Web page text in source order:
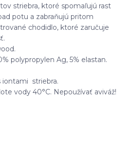
striebra, ktoré spomaľujú rast
potu a zabraňujú pritom
chodidlo, ktoré zaručuje
polypropylen Ag, 5% elastan.
iontami striebra.
vody 40°C. Nepoužívať aviváž!